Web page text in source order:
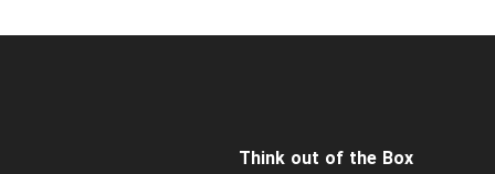
Think out of the Box